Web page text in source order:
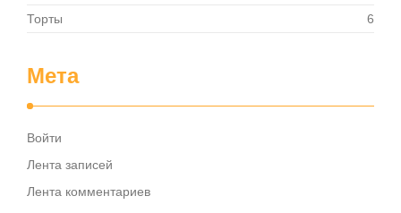
Торты
6
Мета
Войти
Лента записей
Лента комментариев